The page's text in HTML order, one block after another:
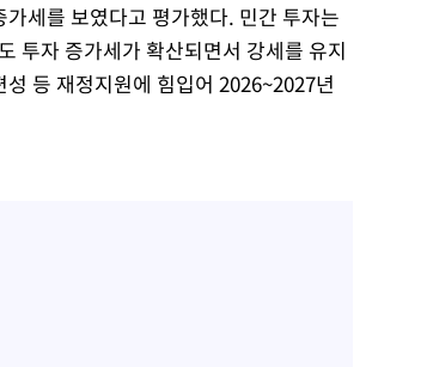
세를 보였다고 평가했다. 민간 투자는
투자 증가세가 확산되면서 강세를 유지
등 재정지원에 힘입어 2026~2027년